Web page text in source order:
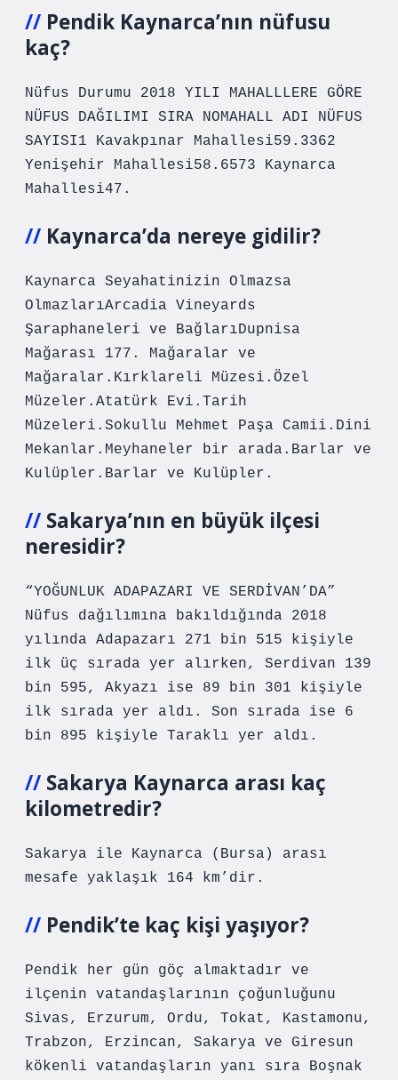
Pendik Kaynarca’nın nüfusu
kaç?
Nüfus Durumu 2018 YILI MAHALLLERE GÖRE
NÜFUS DAĞILIMI SIRA NOMAHALL ADI NÜFUS
SAYISI1 Kavakpınar Mahallesi59.3362
Yenişehir Mahallesi58.6573 Kaynarca
Mahallesi47.
Kaynarca’da nereye gidilir?
Kaynarca Seyahatinizin Olmazsa
OlmazlarıArcadia Vineyards
Şaraphaneleri ve BağlarıDupnisa
Mağarası 177. Mağaralar ve
Mağaralar.Kırklareli Müzesi.Özel
Müzeler.Atatürk Evi.Tarih
Müzeleri.Sokullu Mehmet Paşa Camii.Dini
Mekanlar.Meyhaneler bir arada.Barlar ve
Kulüpler.Barlar ve Kulüpler.
Sakarya’nın en büyük ilçesi
neresidir?
“YOĞUNLUK ADAPAZARI VE SERDİVAN’DA”
Nüfus dağılımına bakıldığında 2018
yılında Adapazarı 271 bin 515 kişiyle
ilk üç sırada yer alırken, Serdivan 139
bin 595, Akyazı ise 89 bin 301 kişiyle
ilk sırada yer aldı. Son sırada ise 6
bin 895 kişiyle Taraklı yer aldı.
Sakarya Kaynarca arası kaç
kilometredir?
Sakarya ile Kaynarca (Bursa) arası
mesafe yaklaşık 164 km’dir.
Pendik’te kaç kişi yaşıyor?
Pendik her gün göç almaktadır ve
ilçenin vatandaşlarının çoğunluğunu
Sivas, Erzurum, Ordu, Tokat, Kastamonu,
Trabzon, Erzincan, Sakarya ve Giresun
kökenli vatandaşların yanı sıra Boşnak